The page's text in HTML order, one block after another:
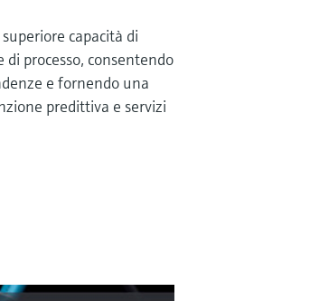
capacità di
processo, consentendo
e fornendo una
predittiva e servizi